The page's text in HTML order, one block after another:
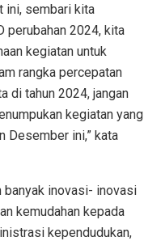
ini, sembari kita
perubahan 2024, kita
kegiatan untuk
rangka percepatan
di tahun 2024, jangan
kegiatan yang
Desember ini,” kata
banyak inovasi- inovasi
kemudahan kepada
kependudukan,